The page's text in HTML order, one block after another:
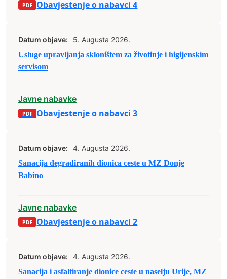
Obavjestenje o nabavci 4
Datum objave:
5. Augusta 2026.
Usluge upravljanja skloništem za životinje i higijenskim
servisom
Javne nabavke
Obavjestenje o nabavci 3
Datum objave:
4. Augusta 2026.
Sanacija degradiranih dionica ceste u MZ Donje
Babino
Javne nabavke
Obavjestenje o nabavci 2
Datum objave:
4. Augusta 2026.
Sanacija i asfaltiranje dionice ceste u naselju Urije, MZ